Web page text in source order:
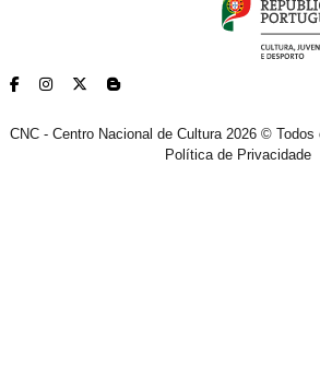
CNC - Centro Nacional de Cultura 2026 ©
Política de Privacidade